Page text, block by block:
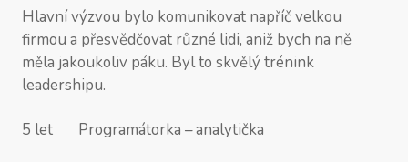
Hlavní výzvou bylo komunikovat napříč velkou
firmou a přesvědčovat různé lidi, aniž bych na ně
měla jakoukoliv páku. Byl to skvělý trénink
leadershipu.
5 let Programátorka – analytička